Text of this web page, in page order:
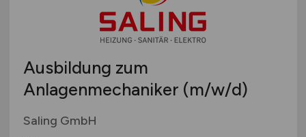
Ausbildung zum
Anlagenmechaniker (m/w/d)
Saling GmbH